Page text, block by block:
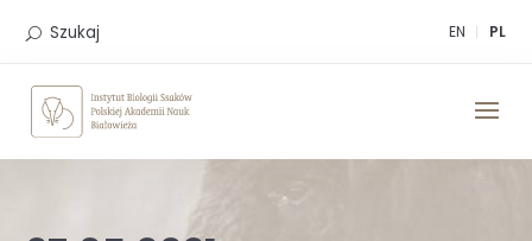
EN PL
Szukaj